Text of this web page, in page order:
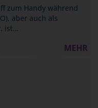
zum Handy während
aber auch als
ist…
MEHR